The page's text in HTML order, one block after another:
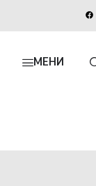
МЕНИ